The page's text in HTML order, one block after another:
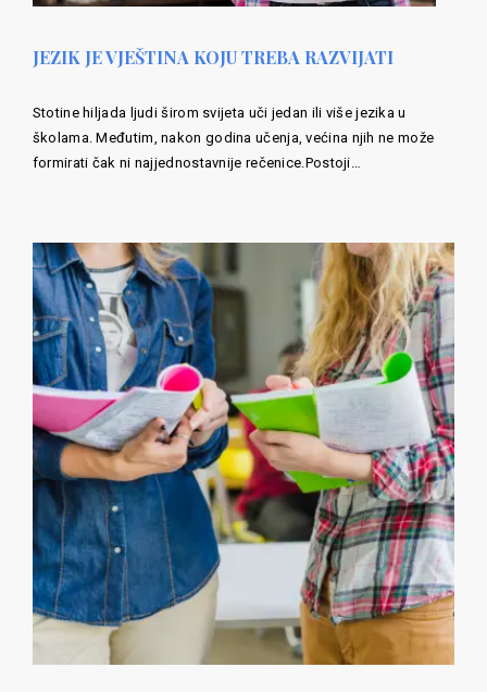
JEZIK JE VJEŠTINA KOJU TREBA RAZVIJATI
Stotine hiljada ljudi širom svijeta uči jedan ili više jezika u
školama. Međutim, nakon godina učenja, većina njih ne može
formirati čak ni najjednostavnije rečenice.Postoji…